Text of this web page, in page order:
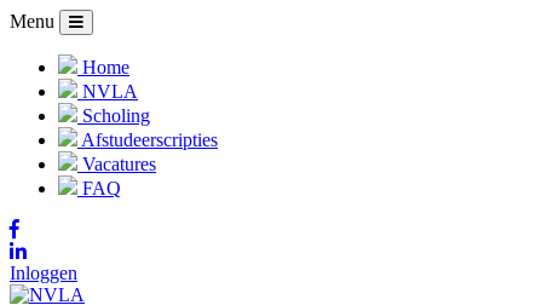
Menu
Home
NVLA
Scholing
Afstudeerscripties
Vacatures
FAQ
Inloggen